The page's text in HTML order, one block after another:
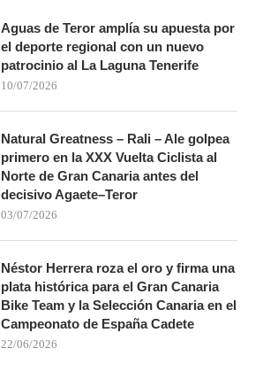
Aguas de Teror amplía su apuesta por
el deporte regional con un nuevo
patrocinio al La Laguna Tenerife
10/07/2026
Natural Greatness – Rali – Ale golpea
primero en la XXX Vuelta Ciclista al
Norte de Gran Canaria antes del
decisivo Agaete–Teror
03/07/2026
Néstor Herrera roza el oro y firma una
plata histórica para el Gran Canaria
Bike Team y la Selección Canaria en el
Campeonato de España Cadete
22/06/2026